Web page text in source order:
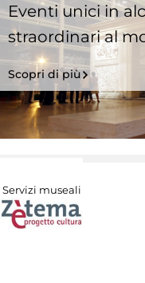
Eventi unici in
straordinari al
Scopri di più
Servizi museali